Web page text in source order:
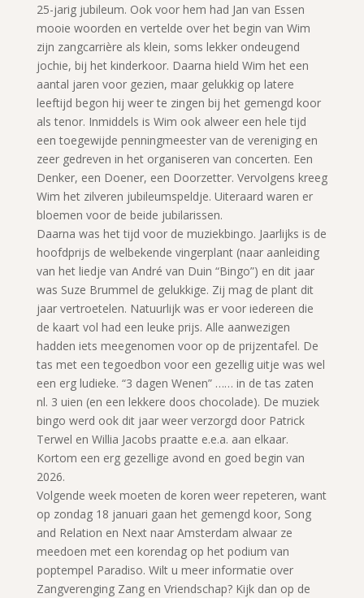
25-jarig jubileum. Ook voor hem had Jan van Essen
mooie woorden en vertelde over het begin van Wim
zijn zangcarrière als klein, soms lekker ondeugend
jochie, bij het kinderkoor. Daarna hield Wim het een
aantal jaren voor gezien, maar gelukkig op latere
leeftijd begon hij weer te zingen bij het gemengd koor
als tenor. Inmiddels is Wim ook alweer een hele tijd
een toegewijde penningmeester van de vereniging en
zeer gedreven in het organiseren van concerten. Een
Denker, een Doener, een Doorzetter. Vervolgens kreeg
Wim het zilveren jubileumspeldje. Uiteraard waren er
bloemen voor de beide jubilarissen.
Daarna was het tijd voor de muziekbingo. Jaarlijks is de
hoofdprijs de welbekende vingerplant (naar aanleiding
van het liedje van André van Duin “Bingo”) en dit jaar
was Suze Brummel de gelukkige. Zij mag de plant dit
jaar vertroetelen. Natuurlijk was er voor iedereen die
de kaart vol had een leuke prijs. Alle aanwezigen
hadden iets meegenomen voor op de prijzentafel. De
tas met een tegoedbon voor een gezellig uitje was wel
een erg ludieke. “3 dagen Wenen” …… in de tas zaten
nl. 3 uien (en een lekkere doos chocolade). De muziek
bingo werd ook dit jaar weer verzorgd door Patrick
Terwel en Willia Jacobs praatte e.e.a. aan elkaar.
Kortom een erg gezellige avond en goed begin van
2026.
Volgende week moeten de koren weer repeteren, want
op zondag 18 januari gaan het gemengd koor, Song
and Relation en Next naar Amsterdam alwaar ze
meedoen met een korendag op het podium van
poptempel Paradiso. Wilt u meer informatie over
Zangverenging Zang en Vriendschap? Kijk dan op de